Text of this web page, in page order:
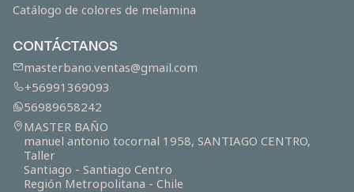
Catálogo de colores de melamina
CONTÁCTANOS
masterbano.ventas@gmail.com
+56991369093
56989658242
MASTER BAÑO
manuel antonio tocornal 1958, SANTIAGO CENTRO,
Taller
Santiago - Santiago Centro
Región Metropolitana - Chile